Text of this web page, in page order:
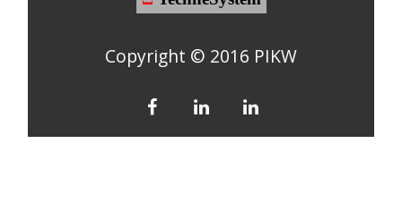
Copyright © 2016 PIKW